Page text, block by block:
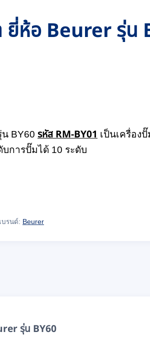
ยี่ห้อ Beurer รุ่น
BY60 รหัส RM-BY01 เป็นเครื่อง
การปั๊มได้ 10 ระดับ
บรนด์: Beurer
รุ่น BY60